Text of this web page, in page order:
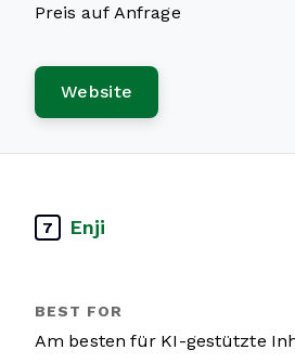
Preis auf Anfrage
Website
7 Enji
Am besten für KI-gestützte